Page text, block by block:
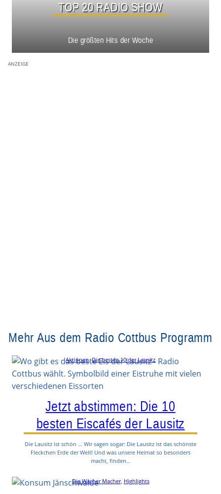
TOP 20 RADIO SHOW
Die größten Hits der Woche
Mehr Aus dem Radio Cottbus Programm
Aktionen, Die besten 10 der Lausitz
Jetzt abstimmen: Die 10
besten Eiscafés der Lausitz
Die Lausitz ist schön … Wir sagen sogar: Die Lausitz ist das schönste
Fleckchen Erde der Welt! Und was unsere Heimat so besonders
macht, finden…
Die Wacher Macher, Highlights